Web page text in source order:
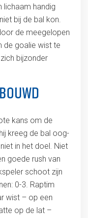
lichaam handig
bij de bal kon.
de meegelopen
de goalie wist te
bijzonder
kans om de
kreeg de bal oog-
in het doel. Niet
goede rush van
schoot zijn
0-3. Raptim
wist – op een
op de lat –